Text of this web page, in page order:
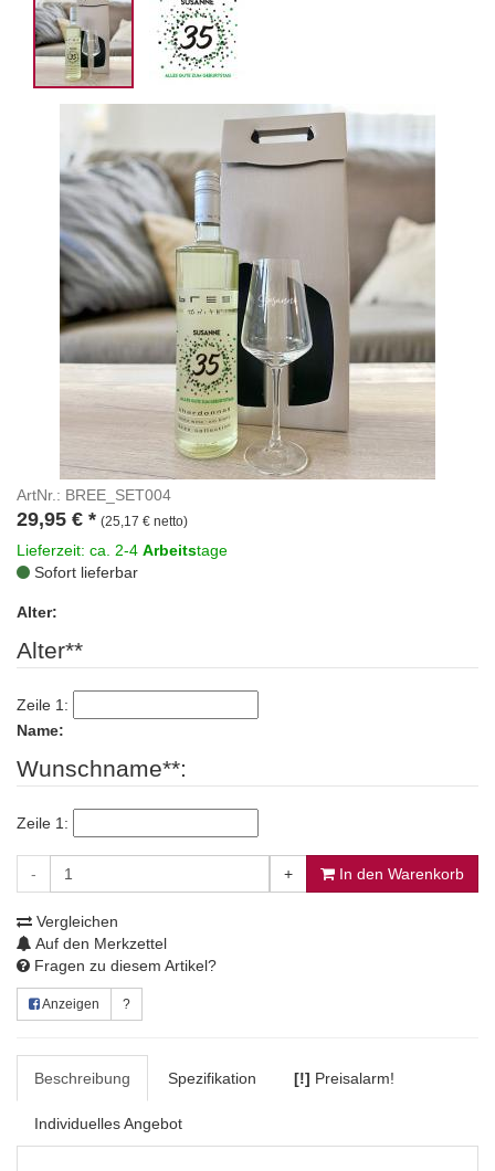
ArtNr.: BREE_SET004
29,95 € * (25,17 € netto)
Lieferzeit: ca. 2-4 Arbeitstage
Sofort lieferbar
Alter:
Alter**
Zeile 1:
Name:
Wunschname**:
Zeile 1:
- + In den Warenkorb
Vergleichen
Auf den Merkzettel
Fragen zu diesem Artikel?
Anzeigen ?
Beschreibung Spezifikation [!] Preisalarm!
Individuelles Angebot